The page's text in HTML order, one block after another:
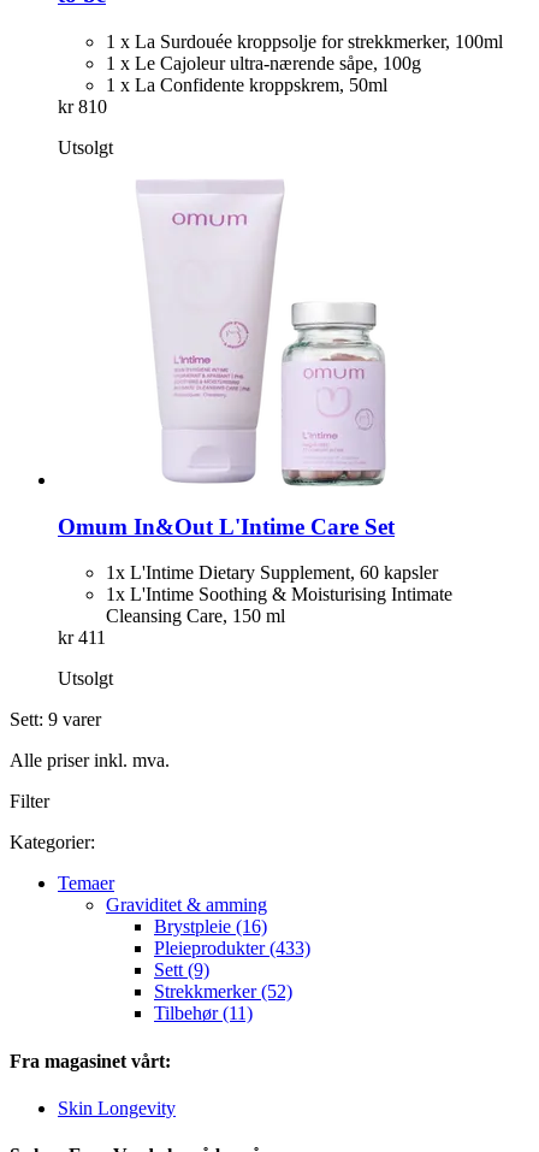
1 x La Surdouée kroppsolje for strekkmerker, 100ml
1 x Le Cajoleur ultra-nærende såpe, 100g
1 x La Confidente kroppskrem, 50ml
kr 810
Utsolgt
Omum In&Out L'Intime Care Set
1x L'Intime Dietary Supplement, 60 kapsler
1x L'Intime Soothing & Moisturising Intimate
Cleansing Care, 150 ml
kr 411
Utsolgt
Sett: 9 varer
Alle priser inkl. mva.
Filter
Kategorier:
Temaer
Graviditet & amming
Brystpleie (16)
Pleieprodukter (433)
Sett (9)
Strekkmerker (52)
Tilbehør (11)
Fra magasinet vårt:
Skin Longevity